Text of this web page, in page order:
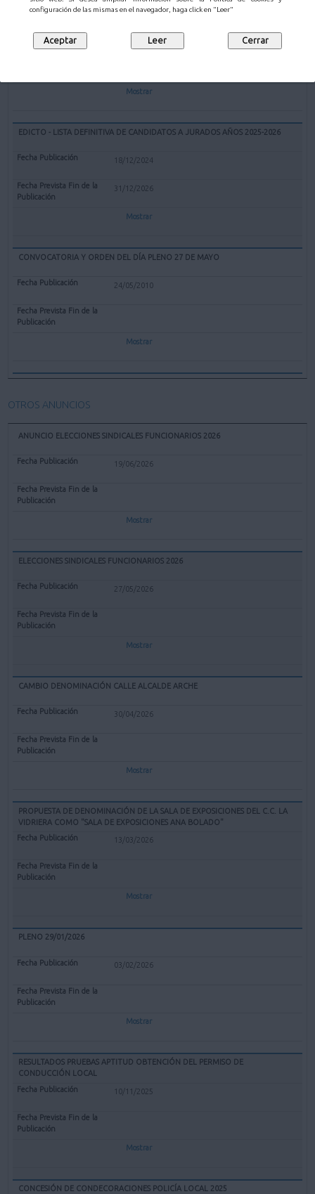
configuración de las mismas en el navegador, haga click en "Leer"
EXPEDIENTE REDENOMINACIÓN BOLERA CUBIERTA "EL PARQUE" DE
12/02/2025
Mostrar
EDICTO - LISTA DEFINITIVA DE CANDIDATOS A JURADOS AÑOS 2025-2026
18/12/2024
31/12/2026
Mostrar
CONVOCATORIA Y ORDEN DEL DÍA PLENO 27 DE MAYO
24/05/2010
Mostrar
OTROS ANUNCIOS
ANUNCIO ELECCIONES SINDICALES FUNCIONARIOS 2026
19/06/2026
Mostrar
ELECCIONES SINDICALES FUNCIONARIOS 2026
27/05/2026
Mostrar
CAMBIO DENOMINACIÓN CALLE ALCALDE ARCHE
30/04/2026
Mostrar
PROPUESTA DE DENOMINACIÓN DE LA SALA DE EXPOSICIONES DEL C.C. LA
VIDRIERA COMO "SALA DE EXPOSICIONES ANA BOLADO"
13/03/2026
Mostrar
PLENO 29/01/2026
03/02/2026
Mostrar
RESULTADOS PRUEBAS APTITUD OBTENCIÓN DEL PERMISO DE
CONDUCCIÓN LOCAL
10/11/2025
Mostrar
CONCESIÓN DE CONDECORACIONES POLICÍA LOCAL 2025